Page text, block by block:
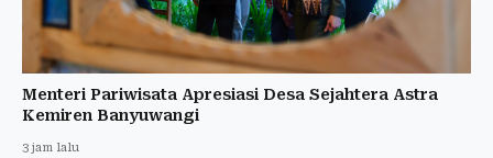
Menteri Pariwisata Apresiasi Desa Sejahtera Astra
Kemiren Banyuwangi
3 jam lalu